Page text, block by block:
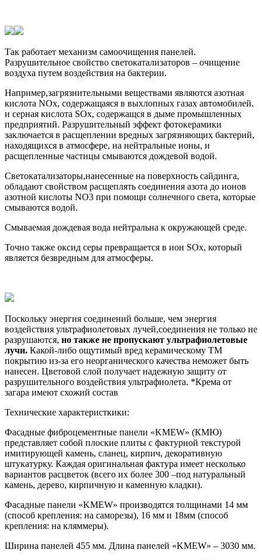
Так работает механизм самоочищения панелей.
Разрушительное свойство светокатализаторов – очищение
воздуха путем воздействия на бактерии.
Например,загрязнительными веществами являются азотная
кислота NOx, содержащаяся в выхлопных газах автомобилей.
и серная кислота SOx, содержащся в дыме промышленных
предприятий. Разрушительный эффект фотокерамики
заключается в расщеплении вредных загрязняющих бактерий,
находящихся в атмосфере, на нейтральные ионы, и
расщепленные частицы смываются дождевой водой.
Светокатализаторы,нанесенные на поверхность сайдинга,
обладают свойством расщеплять соединения азота до ионов
азотной кислоты NO3 при помощи солнечного света, которые
смываются водой.
Смываемая дождевая вода нейтральна к окружающей среде.
Точно также оксид серы превращается в ион SOx, который
является безвредным для атмосферы.
Поскольку энергия соединений больше, чем энергия
воздействия ультрафиолетовых лучей,соединения не только не
разрушаются, но также не пропускают ультрафиолетовые
лучи. Какой-либо ощутимый вред керамическому TM
покрытию из-за его неорганического качества неможет быть
нанесен. Цветовой слой получает надежную защиту от
разрушительного воздействия ультрафиолета. *Крема от
загара имеют схожий состав
Технические характеристкики:
Фасадные фиброцементные панели «KMEW» (КМЮ)
представляет собой плоские плиты с фактурной текстурой
имитирующей камень, сланец, кирпич, декоративную
штукатурку. Каждая оригинальная фактура имеет несколько
вариантов расцветок (всего их более 300 –под натуральный
камень, дерево, кирпичную и каменную кладки).
Фасадные панели «KMEW» производятся толщинами 14 мм
(способ крепления: на саморезы), 16 мм и 18мм (способ
крепления: на кляммеры).
Ширина панелей 455 мм. Длина панелей «KMEW» – 3030 мм.